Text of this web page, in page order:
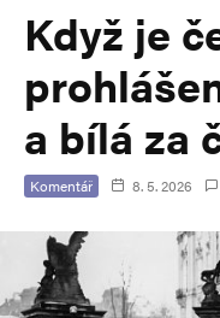
Když je
a bílá za
Komentář 8. 5. 2026